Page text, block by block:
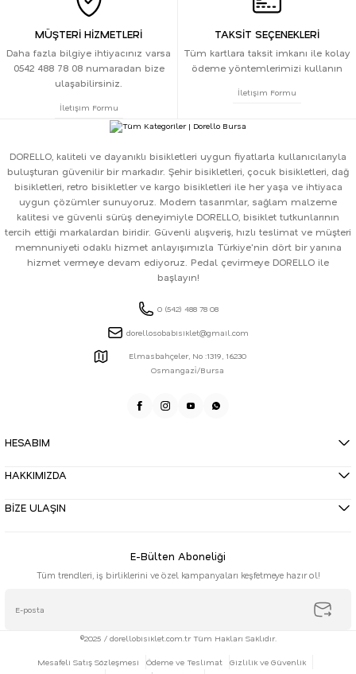
MÜŞTERİ HİZMETLERİ
Daha fazla bilgiye ihtiyacınız varsa
0542 488 78 08 numaradan bize
ulaşabilirsiniz.
İletişim Formu
TAKSİT SEÇENEKLERİ
Tüm kartlara taksit imkanı ile kolay
ödeme yöntemlerimizi kullanın
İletişim Formu
DORELLO, kaliteli ve dayanıklı bisikletleri uygun fiyatlarla kullanıcılarıyla
buluşturan güvenilir bir markadır. Şehir bisikletleri, çocuk bisikletleri, dağ
bisikletleri, retro bisikletler ve kargo bisikletleri ile her yaşa ve ihtiyaca
uygun çözümler sunuyoruz. Modern tasarımlar, sağlam malzeme
kalitesi ve güvenli sürüş deneyimiyle DORELLO, bisiklet tutkunlarının
tercih ettiği markalardan biridir. Güvenli alışveriş, hızlı teslimat ve müşteri
memnuniyeti odaklı hizmet anlayışımızla Türkiye'nin dört bir yanına
hizmet vermeye devam ediyoruz. Pedal çevirmeye DORELLO ile
başlayın!
0 (542) 488 78 08
dorellosobabisiklet@gmail.com
Elmasbahçeler, No :1319, 16230
Osmangazi̇/Bursa
HESABIM
HAKKIMIZDA
BİZE ULAŞIN
E-Bülten Aboneliği
Tüm trendleri, iş birliklerini ve özel kampanyaları keşfetmeye hazır ol!
©2025 / dorellobisiklet.com.tr Tüm Hakları Saklıdır.
Mesafeli Satış Sözleşmesi Ödeme ve Teslimat
Gizlilik ve Güvenlik